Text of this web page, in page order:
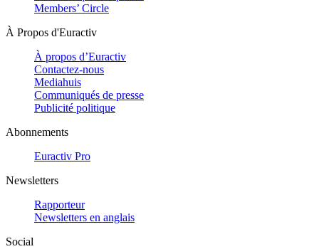
Members’ Circle
À Propos d'Euractiv
À propos d’Euractiv
Contactez-nous
Mediahuis
Communiqués de presse
Publicité politique
Abonnements
Euractiv Pro
Newsletters
Rapporteur
Newsletters en anglais
Social